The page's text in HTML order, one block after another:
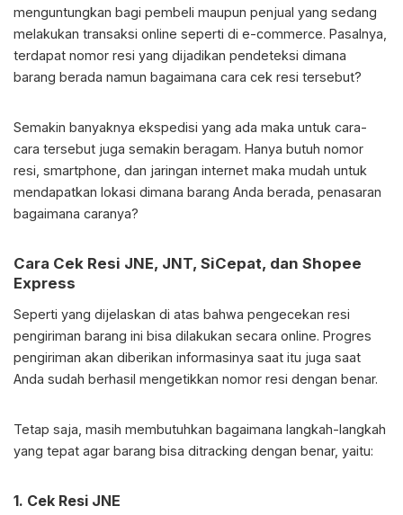
menguntungkan bagi pembeli maupun penjual yang sedang
melakukan transaksi online seperti di e-commerce. Pasalnya,
terdapat nomor resi yang dijadikan pendeteksi dimana
barang berada namun bagaimana cara cek resi tersebut?
Semakin banyaknya ekspedisi yang ada maka untuk cara-
cara tersebut juga semakin beragam. Hanya butuh nomor
resi, smartphone, dan jaringan internet maka mudah untuk
mendapatkan lokasi dimana barang Anda berada, penasaran
bagaimana caranya?
Cara Cek Resi JNE, JNT, SiCepat, dan Shopee
Express
Seperti yang dijelaskan di atas bahwa pengecekan resi
pengiriman barang ini bisa dilakukan secara online. Progres
pengiriman akan diberikan informasinya saat itu juga saat
Anda sudah berhasil mengetikkan nomor resi dengan benar.
Tetap saja, masih membutuhkan bagaimana langkah-langkah
yang tepat agar barang bisa ditracking dengan benar, yaitu:
1. Cek Resi JNE